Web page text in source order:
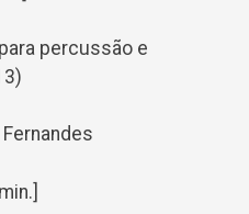
percussão e